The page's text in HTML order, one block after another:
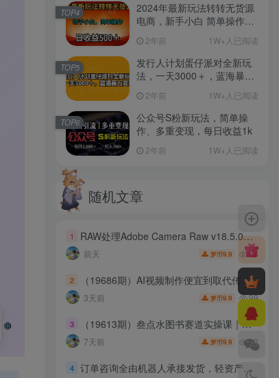
2024年最新玩法转转无货源
电商，新手小白 简单操作，
2年前 1W+人已阅读
TOP4
发行人计划蛋仔派对全新玩
法，一天3000＋，蓝海暴力
2年前 1W+人已阅读
TOP5
公众号S粉新玩法，简单操
作、多重变现，每日收益1k
2年前 1W+人已阅读
TOP6
随机文章
1 RAW处理Adobe Camera Raw v18.5.0中文版
前天 梦币9.9 28
2 （19686期）AI视频制作便宜到取代传统！教你做真人感内容，还能靠它赚外快（避开7个AI假脸坑）【原创双语字幕】
3天前 梦币9.9 99
3 （19613期）叁点水图书赛道实操课｜矢量动画银发混剪带货，AI图文封面文案，新号老号搜索流量全套落地教程
7天前 梦币9.9 33
4 订单咨询全由机器人承接发货，轻资产做多多虚拟稳定月賺1-5W【揭秘】